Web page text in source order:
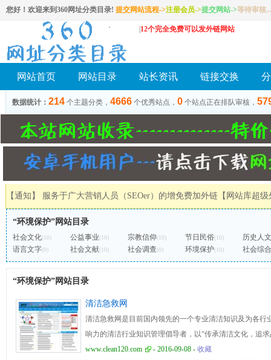
您好！欢迎来到360网址分类目录! 提交网站流程->注册会员->提交网站->等待审核...
12个完全免费可以发外链网站
网站首页 网站目录 站长资讯 链接交换
数据统计： 214 个主题分类， 4666 个优秀站点， 0 个站点正在排队审核，
【通知】 服务于广大营销人员（SEOer）的增免费加外链 【网站库超
“环境保护”网站目录
社会文化(10) 公益事业(10) 宗教信仰(10) 节日民俗(10)
历史人文
语言文字(0) 社会文献(10) 社会调查(0) 环境保护(10) 社会综合
“环境保护”网站目录
清洁急救网
清洁急救网是目前国内领先的一个专业清洁知识及为各
响力的清洁行业知识管理倡导者，以“传承清洁文化，追
清洗保洁知识库”为目标，提供与分享各类清洗保洁资料
www.clean120.com - 2016-09-08 - 收藏